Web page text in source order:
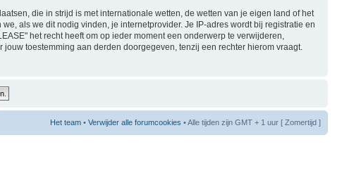
die in strijd is met internationale wetten, de wetten van je eigen land of het
als we dit nodig vinden, je internetprovider. Je IP-adres wordt bij registratie en
het recht heeft om op ieder moment een onderwerp te verwijderen,
toestemming aan derden doorgegeven, tenzij een rechter hierom vraagt.
Het team • Verwijder alle forumcookies • Alle tijden zijn GMT + 1 uur [ Zomertijd ]